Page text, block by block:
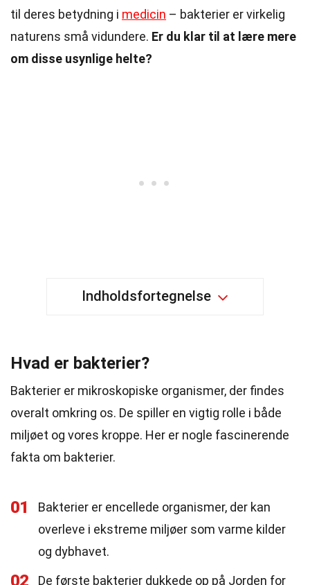
til deres betydning i medicin – bakterier er virkelig
naturens små vidundere. Er du klar til at lære mere
om disse usynlige helte?
Indholdsfortegnelse
Hvad er bakterier?
Bakterier er mikroskopiske organismer, der findes
overalt omkring os. De spiller en vigtig rolle i både
miljøet og vores kroppe. Her er nogle fascinerende
fakta om bakterier.
01
Bakterier er encellede organismer, der kan
overleve i ekstreme miljøer som varme kilder
og dybhavet.
02
De første bakterier dukkede op på Jorden for